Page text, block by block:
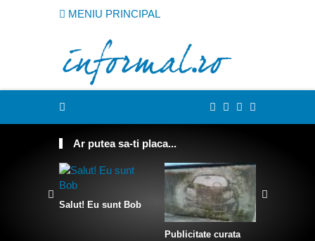
MENIU PRINCIPAL
Ar putea sa-ti placa...
Salut! Eu sunt Bob
Publicitate curata